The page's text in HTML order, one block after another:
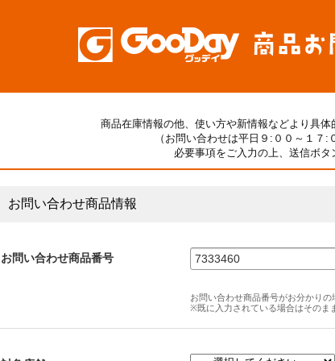
商品在庫情報の他、使い方や新情報などより具
（お問い合わせは平日９:００～１７:
必要事項をご入力の上、送信ボタ
お問い合わせ商品情報
お問い合わせ商品番号
お問い合わせ商品番号がお分かりの
※既に入力されている場合はそのま